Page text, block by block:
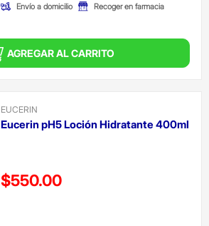
Envío a domicilio Recoger en farmacia
AGREGAR AL CARRITO
EUCERIN
Eucerin pH5 Loción Hidratante 400ml
Precio reducido de
$550.00